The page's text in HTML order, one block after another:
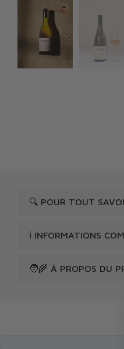
🔍 POUR TOUT
ℹ️ INFORMATIONS
🧑‍🌾 À PROPOS DU